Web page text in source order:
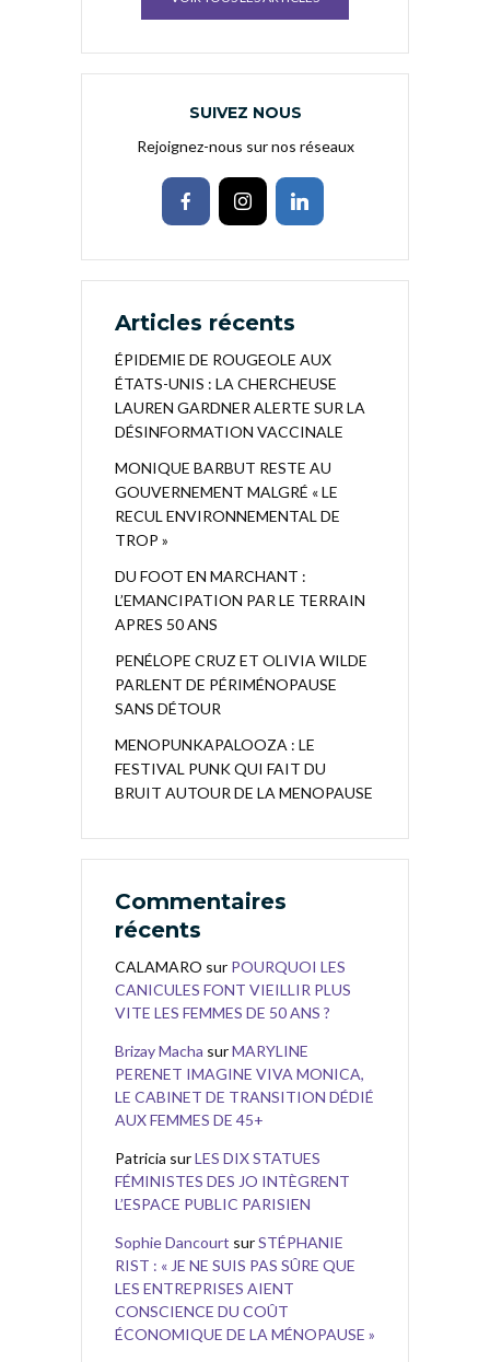
SUIVEZ NOUS
Rejoignez-nous sur nos réseaux
Articles récents
ÉPIDEMIE DE ROUGEOLE AUX
ÉTATS-UNIS : LA CHERCHEUSE
LAUREN GARDNER ALERTE SUR LA
DÉSINFORMATION VACCINALE
MONIQUE BARBUT RESTE AU
GOUVERNEMENT MALGRÉ « LE
RECUL ENVIRONNEMENTAL DE
TROP »
DU FOOT EN MARCHANT :
L’EMANCIPATION PAR LE TERRAIN
APRES 50 ANS
PENÉLOPE CRUZ ET OLIVIA WILDE
PARLENT DE PÉRIMÉNOPAUSE
SANS DÉTOUR
MENOPUNKAPALOOZA : LE
FESTIVAL PUNK QUI FAIT DU
BRUIT AUTOUR DE LA MENOPAUSE
Commentaires
récents
CALAMARO sur POURQUOI LES
CANICULES FONT VIEILLIR PLUS
VITE LES FEMMES DE 50 ANS ?
Brizay Macha surMARYLINE
PERENET IMAGINE VIVA MONICA,
LE CABINET DE TRANSITION DÉDIÉ
AUX FEMMES DE 45+
Patricia surLES DIX STATUES
FÉMINISTES DES JO INTÈGRENT
L’ESPACE PUBLIC PARISIEN
Sophie Dancourt surSTÉPHANIE
RIST : « JE NE SUIS PAS SÛRE QUE
LES ENTREPRISES AIENT
CONSCIENCE DU COÛT
ÉCONOMIQUE DE LA MÉNOPAUSE »